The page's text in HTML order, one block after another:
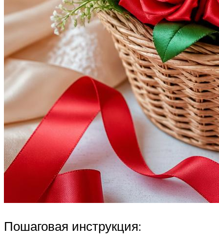
Пошаговая инструкция: